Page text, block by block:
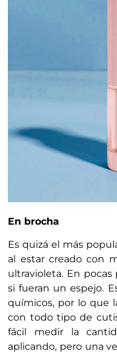
En brocha
Es quizá el más
al estar creado con
ultravioleta. En pocas
si fueran un espejo.
químicos, por lo que
con todo tipo de
fácil medir la
aplicando, pero una